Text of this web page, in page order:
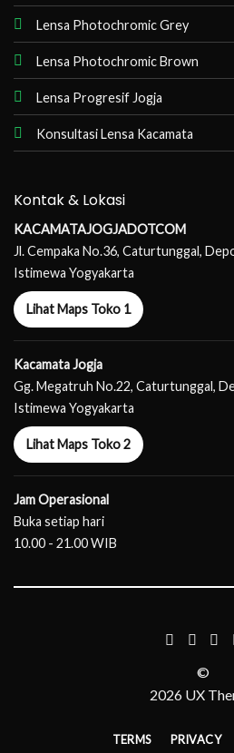
Lensa Photochromic Grey
Lensa Photochromic Brown
Lensa Progresif Jogja
Konsultasi Lensa Kacamata
Kontak & Lokasi
KACAMATAJOGJADOTCOM
Jl. Cempaka No.36, Caturtunggal,
Istimewa Yogyakarta
Lihat Maps Toko 1
Kacamata Jogja
Gg. Megatruh No.22, Caturtunggal,
Istimewa Yogyakarta
Lihat Maps Toko 2
Jam Operasional
Buka setiap hari
10.00 - 21.00 WIB
©
2026 UX
TERMS PRIVACY